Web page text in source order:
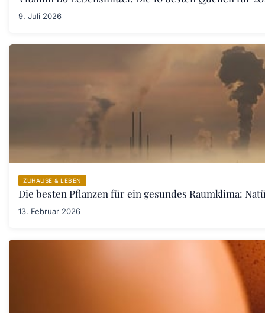
9. Juli 2026
ZUHAUSE & LEBEN
Die besten Pflanzen für ein gesundes Raumklima:
13. Februar 2026